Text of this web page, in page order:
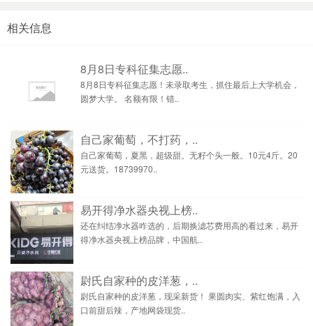
相关信息
8月8日专科征集志愿..
8月8日专科征集志愿！未录取考生，抓住最后上大学机会，
圆梦大学。 名额有限！错..
自己家葡萄，不打药，..
自己家葡萄，夏黑，超级甜。无籽个头一般。10元4斤。20
元送货。18739970..
易开得净水器央视上榜..
还在纠结净水器咋选的，后期换滤芯费用高的看过来，易开
得净水器央视上榜品牌，中国航..
尉氏自家种的皮洋葱，..
尉氏自家种的皮洋葱，现采新货！ 果圆肉实、紫红饱满，入
口前甜后辣，产地网袋现货..